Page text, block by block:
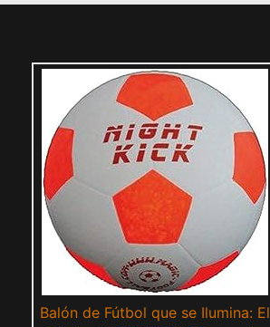
Balón de Fútbol que se Ilumina: El